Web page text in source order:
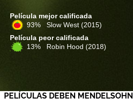
Película mejor calificada
93% Slow West (2015)
Película peor calificada
13% Robin Hood (2018)
PELÍCULAS DEBEN MENDELSOHN